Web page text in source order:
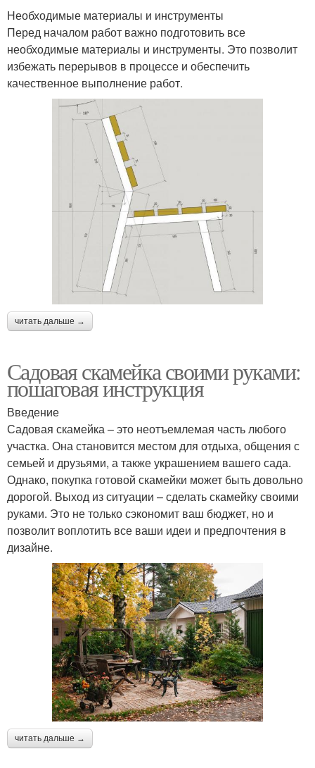
Необходимые материалы и инструменты
Перед началом работ важно подготовить все
необходимые материалы и инструменты. Это позволит
избежать перерывов в процессе и обеспечить
качественное выполнение работ.
читать дальше →
Садовая скамейка своими руками:
пошаговая инструкция
Введение
Садовая скамейка – это неотъемлемая часть любого
участка. Она становится местом для отдыха, общения с
семьей и друзьями, а также украшением вашего сада.
Однако, покупка готовой скамейки может быть довольно
дорогой. Выход из ситуации – сделать скамейку своими
руками. Это не только сэкономит ваш бюджет, но и
позволит воплотить все ваши идеи и предпочтения в
дизайне.
читать дальше →